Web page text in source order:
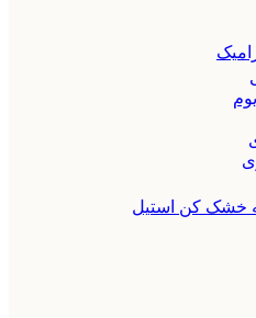
خشک کن استیل